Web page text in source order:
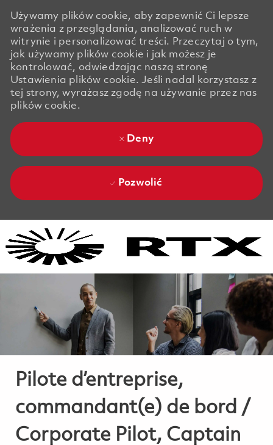
Używamy plików cookie, aby zapewnić Ci lepsze
wrażenia z przeglądania, analizować ruch w
witrynie i personalizować treści. Przeczytaj o tym,
jak używamy plików cookie i jak możesz je
kontrolować, odwiedzając naszą stronę
Ustawienia plików cookie. Jeśli nadal korzystasz z
tej strony, wyrażasz zgodę na używanie przez nas
plików cookie.
Deny
Pozwolić
Pilote d’entreprise,
commandant(e) de bord /
Corporate Pilot, Captain